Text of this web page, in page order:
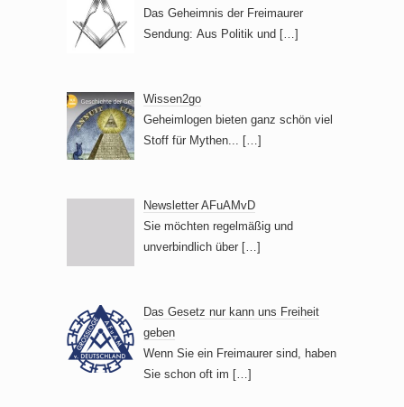
Das Geheimnis der Freimaurer
Sendung: Aus Politik und […]
Wissen2go
Geheimlogen bieten ganz schön viel
Stoff für Mythen... […]
Newsletter AFuAMvD
Sie möchten regelmäßig und
unverbindlich über […]
Das Gesetz nur kann uns Freiheit
geben
Wenn Sie ein Freimaurer sind, haben
Sie schon oft im […]